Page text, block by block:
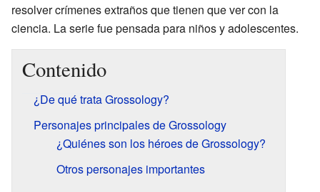
resolver crímenes extraños que tienen que ver con la
ciencia. La serie fue pensada para niños y adolescentes.
Contenido
¿De qué trata Grossology?
Personajes principales de Grossology
¿Quiénes son los héroes de Grossology?
Otros personajes importantes